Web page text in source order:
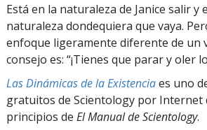
Está en la naturaleza de Janice salir y
naturaleza dondequiera que vaya.
enfoque ligeramente diferente de un
consejo es: “¡Tienes que parar y oler
Las Dinámicas de la Existenciaes uno
gratuitos de Scientology por Internet
principios de El Manual de Scientology.